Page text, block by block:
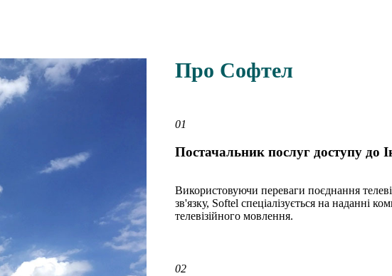
Про Софтел
01
Постачальник послуг доступу до
Використовуючи переваги поєднання
зв'язку, Softel спеціалізується на наданні
телевізійного мовлення.
02